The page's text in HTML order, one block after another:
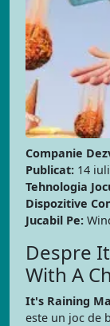
Companie
Publicat: 14
Tehnologia
Dispozitive
Jucabil Pe:
Despre
With A
It's Raining
este un joc de